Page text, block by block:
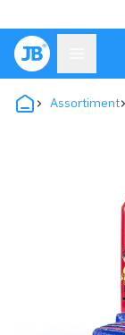
Assortiment